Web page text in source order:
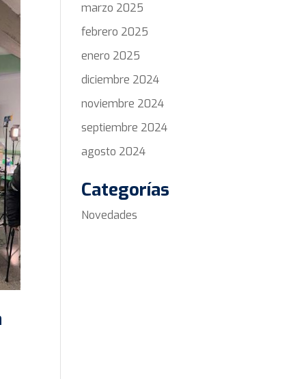
marzo 2025
febrero 2025
enero 2025
diciembre 2024
noviembre 2024
septiembre 2024
agosto 2024
Categorías
Novedades